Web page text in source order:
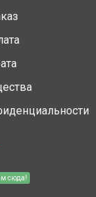
сюда!